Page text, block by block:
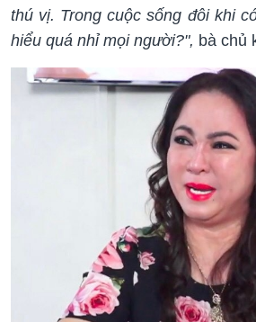
thú vị. Trong cuộc sống đôi khi
hiểu quá nhỉ mọi người?", bà chủ